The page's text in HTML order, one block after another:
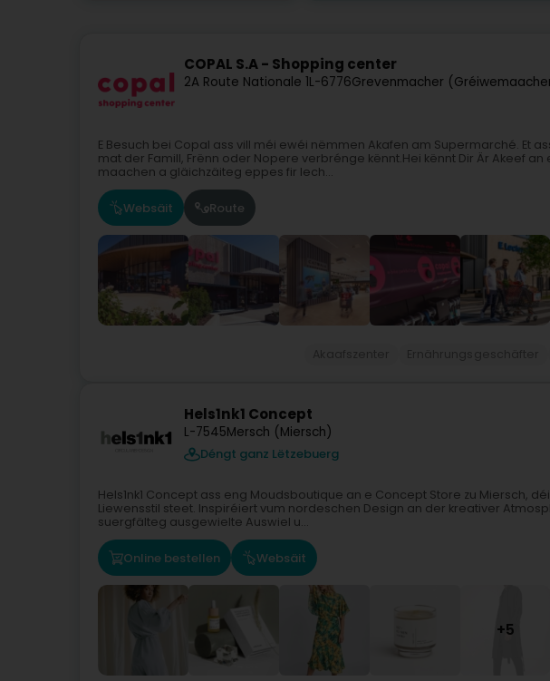
COPAL S.A - Shopping center
2A Route Nationale 1L-6776Grevenmacher
E Besuch bei Copal ass vill méi ewéi nëmmen Akafen am Supermarché. Et
mat der Famill, Frënn oder Nopere verbrénge kënnt.Hei kënnt Dir Är Akeef
maachen a gläichzäiteg eppes fir Iech...
Websäit Route
Hels1nk1 Concept
L-7545Mersch (Miersch)
Déngt ganz Lëtzebuerg
Hels1nk1 Concept ass eng Moudsboutique an e Concept Store zu Miersch,
Liewensstil steet. Inspiréiert vum nordeschen Design an der kreativer
suergfälteg ausgewielte Auswiel u...
Online bestellen Websäit
+5